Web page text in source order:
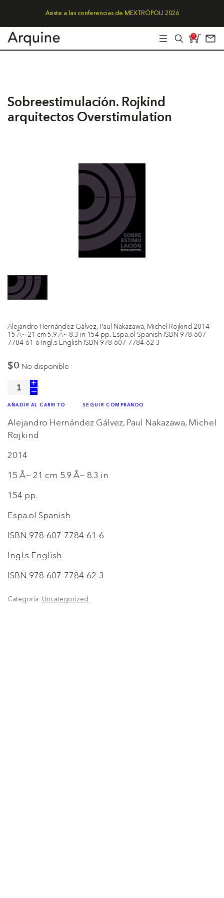
Asiste a las conferencias de MEXTRÓPOLI 2026
0
Sobreestimulación. Rojkind
arquitectos Overstimulation
$0 No disponible
–
+
AÑADIR AL CARRITO SEGUIR COMPRANDO
Alejandro Hernández Gálvez, Paul Nakazawa, Michel Rojkind 2014
15 Å~ 21 cm 5.9 Å~ 8.3 in 154 pp. Espa.ol Spanish ISBN 978-607-
7784-61-6 Ingl.s English ISBN 978-607-7784-62-3
Alejandro Hernández Gálvez, Paul Nakazawa, Michel
Rojkind
2014
15 Å~ 21 cm 5.9 Å~ 8.3 in
154 pp.
Espa.ol Spanish
ISBN 978-607-7784-61-6
Ingl.s English
ISBN 978-607-7784-62-3
Categoría: Uncategorized